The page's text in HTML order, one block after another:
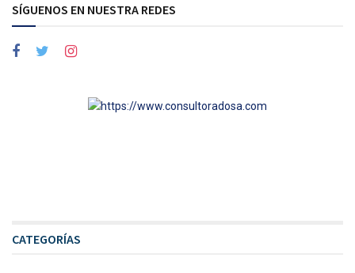
SÍGUENOS EN NUESTRA REDES
CATEGORÍAS